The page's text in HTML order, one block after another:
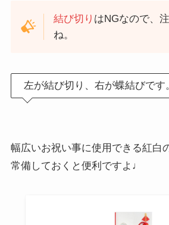
結び切り はNGなので、
ね。
左が結び切り、右が蝶結びです
幅広いお祝い事に使用できる紅白
常備しておくと便利ですよ♩